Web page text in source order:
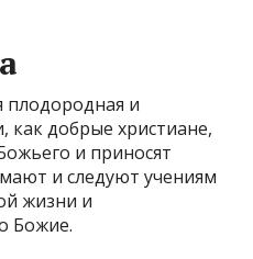
плодородная и
как добрые христиане,
и приносят
и следуют учениям
жизни и
Божие.